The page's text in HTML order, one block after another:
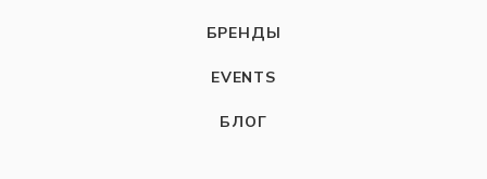
БРЕНДЫ
EVENTS
БЛОГ